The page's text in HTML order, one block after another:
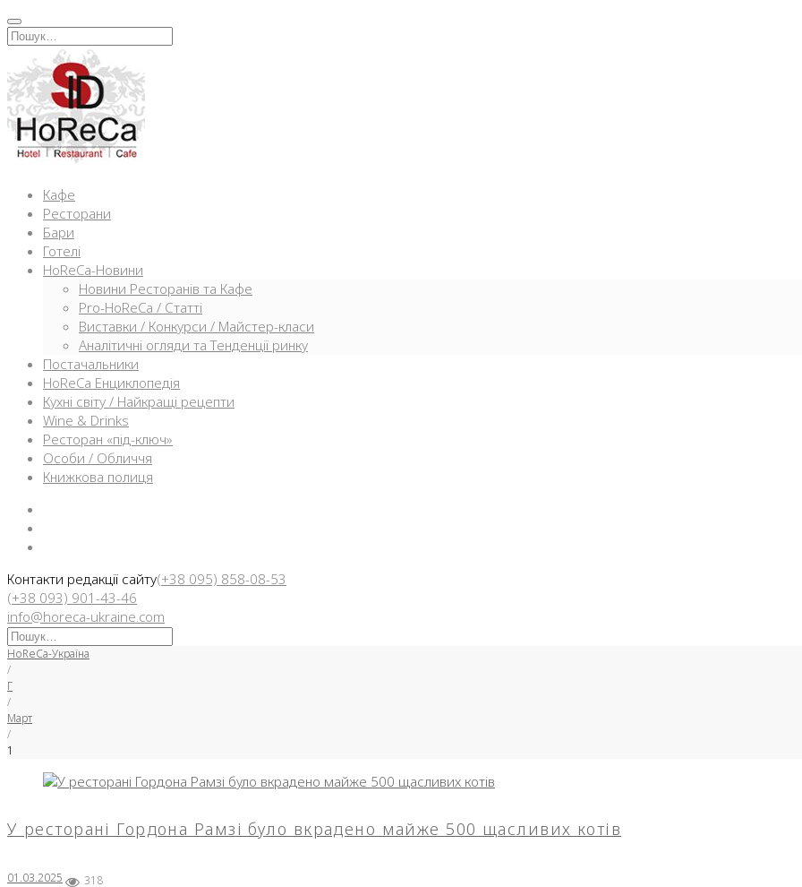
Перейти
к
содержимому
Искать:
Кафе
Ресторани
Бари
Готелі
HoReCa-Новини
Новини Ресторанів та Кафе
Pro-HoReCa / Статті
Виставки / Конкурси / Майстер-класи
Аналітичні огляди та Тенденції ринку
Постачальники
HoReCa Енциклопедія
Кухні світу / Найкращі рецепти
Wine & Drinks
Ресторан «під-ключ»
Особи / Обличчя
Книжкова полиця
Контакти редакції сайту(+38 095) 858-08-53
(+38 093) 901-43-46
info@horeca-ukraine.com
Искать:
HoReCa-Україна
/
Г
/
Март
/
1
День:
У ресторані Гордона Рамзі було вкрадено майже 500 щасливих котів
01.03.2025 318